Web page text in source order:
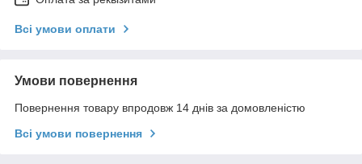
Всі умови оплати
Умови повернення
Повернення товару впродовж 14 днів за домовленістю
Всі умови повернення